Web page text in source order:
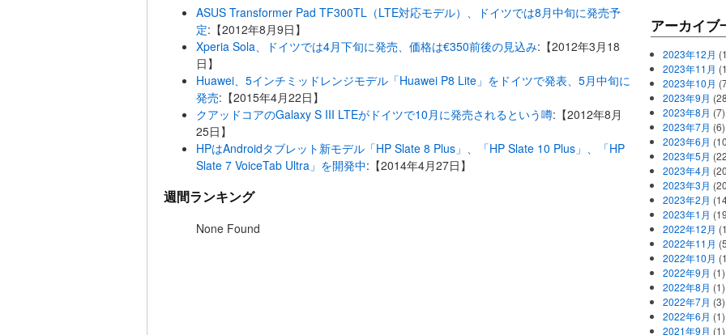
ASUS Transformer Pad TF300TL（LTE対応モデル）、ドイツでは8月中旬に発売予
定:【2012年8月9日】
Xperia Sola、ドイツでは4月下旬に発売、価格は€350前後の見込み:【2012年3月18
日】
Huawei、5インチミッドレンジモデル「Huawei P8 Lite」をドイツで発表、5月中旬に
発売:【2015年4月22日】
クアッドコアのGalaxy S III LTEがドイツで10月に発売されるという噂:【2012年8月
25日】
HPはAndroidタブレット新モデル「HP Slate 8 Plus」、「HP Slate 10 Plus」、「HP
Slate 7 VoiceTab Ultra」を開発中:【2014年4月27日】
週間ランキング
None Found
アーカイブ
2023年12月
2023年11月
2023年10月
2023年9月
2023年8月 (7)
2023年7月 (6)
2023年6月
2023年5月
2023年4月
2023年3月
2023年2月
2023年1月
2022年12月
2022年11月
2022年10月
2022年9月 (1)
2022年8月 (1)
2022年7月 (3)
2022年6月 (1)
2021年9月 (1)